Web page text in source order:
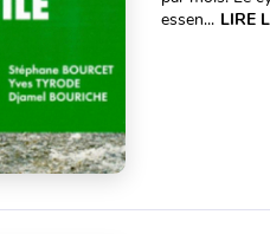
essen... LIRE